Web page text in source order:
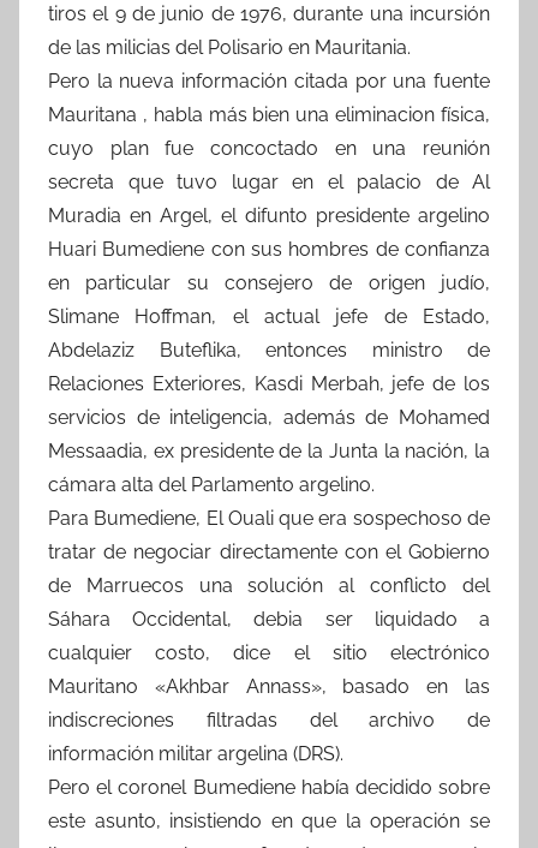
tiros el 9 de junio de 1976, durante una incursión
de las milicias del Polisario en Mauritania.
Pero la nueva información citada por una fuente
Mauritana , habla más bien una eliminacion física,
cuyo plan fue concoctado en una reunión
secreta que tuvo lugar en el palacio de Al
Muradia en Argel, el difunto presidente argelino
Huari Bumediene con sus hombres de confianza
en particular su consejero de origen judío,
Slimane Hoffman, el actual jefe de Estado,
Abdelaziz Buteflika, entonces ministro de
Relaciones Exteriores, Kasdi Merbah, jefe de los
servicios de inteligencia, además de Mohamed
Messaadia, ex presidente de la Junta la nación, la
cámara alta del Parlamento argelino.
Para Bumediene, El Ouali que era sospechoso de
tratar de negociar directamente con el Gobierno
de Marruecos una solución al conflicto del
Sáhara Occidental, debia ser liquidado a
cualquier costo, dice el sitio electrónico
Mauritano «Akhbar Annass», basado en las
indiscreciones filtradas del archivo de
información militar argelina (DRS).
Pero el coronel Bumediene había decidido sobre
este asunto, insistiendo en que la operación se